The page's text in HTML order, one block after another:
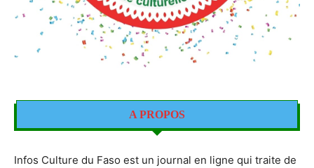
A PROPOS
Infos Culture du Faso est un journal en ligne qui traite de